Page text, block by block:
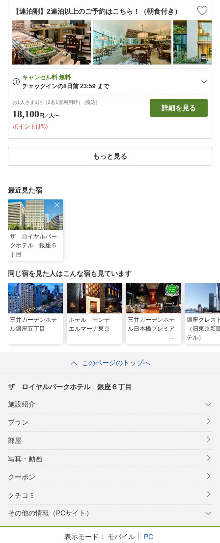
【連泊割】2連泊以上のご予約はこちら！（朝食付き）
お1人さま1泊（2名1室利用時） (税込)
18,100円 ／人〜
ポイント(1%)
詳細を見る
もっと見る
最近見た宿
ザ ロイヤルパー
クホテル 銀座６
丁目
同じ宿を見た人はこんな宿も見ています
三井ガーデンホテ
ル銀座五丁目
ホテル モンテ
エルマーナ東京
三井ガーデンホテ
ル日本橋プレミア
銀座クレス
（旧東京新
テル）
このページのトップへ
ザ ロイヤルパークホテル 銀座６丁目
施設紹介
プラン
部屋
写真・動画
クーポン
クチコミ
その他の情報（PCサイト）
表示モード： モバイル PC